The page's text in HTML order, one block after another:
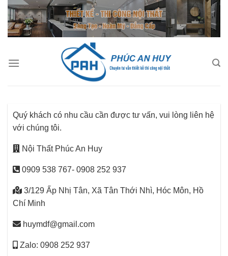
Bỏ
qua
nội
Quý khách có nhu cầu cần được tư vấn, vui lòng liên hệ
với chúng tôi.
Nội Thất Phúc An Huy
0909 538 767- 0908 252 937
3/129 Ấp Nhị Tân, Xã Tân Thới Nhì, Hóc Môn, Hồ
Chí Minh
huymdf@gmail.com
Zalo: 0908 252 937